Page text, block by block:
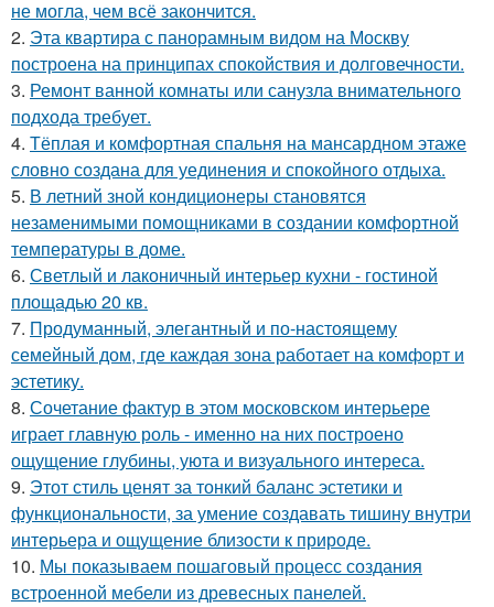
не могла, чем всё закончится.
2. Эта квартира с панорамным видом на Москву
построена на принципах спокойствия и долговечности.
3. Ремонт ванной комнаты или санузла внимательного
подхода требует.
4. Тёплая и комфортная спальня на мансардном этаже
словно создана для уединения и спокойного отдыха.
5. В летний зной кондиционеры становятся
незаменимыми помощниками в создании комфортной
температуры в доме.
6. Светлый и лаконичный интерьер кухни - гостиной
площадью 20 кв.
7. Продуманный, элегантный и по-настоящему
семейный дом, где каждая зона работает на комфорт и
эстетику.
8. Сочетание фактур в этом московском интерьере
играет главную роль - именно на них построено
ощущение глубины, уюта и визуального интереса.
9. Этот стиль ценят за тонкий баланс эстетики и
функциональности, за умение создавать тишину внутри
интерьера и ощущение близости к природе.
10. Мы показываем пошаговый процесс создания
встроенной мебели из древесных панелей.